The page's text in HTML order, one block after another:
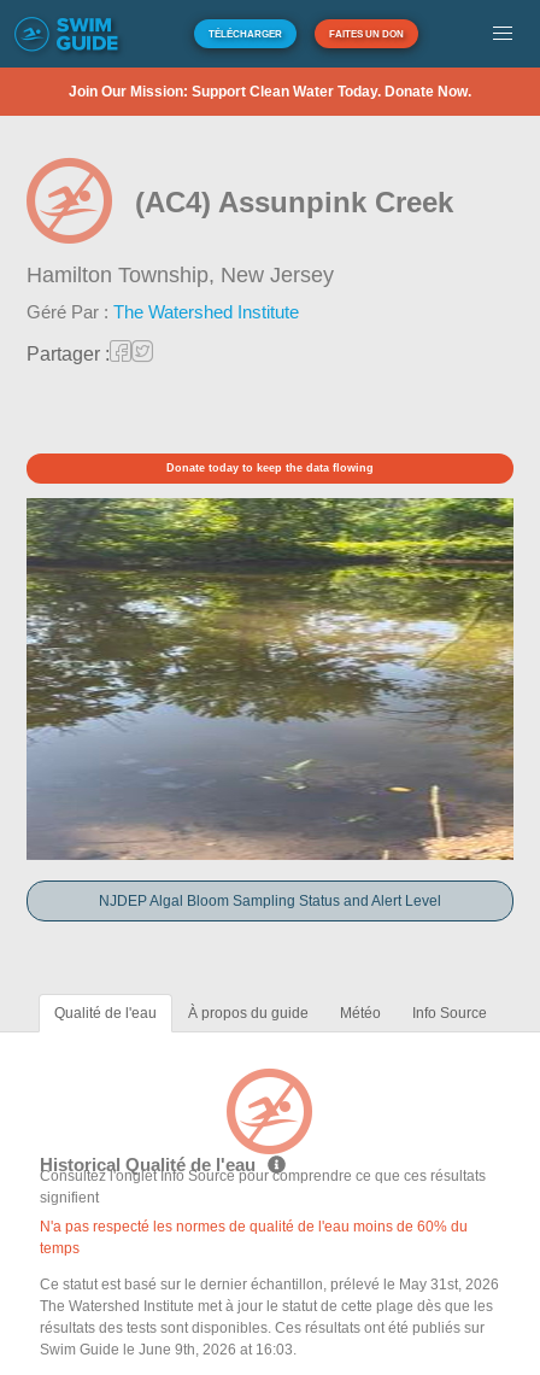
TÉLÉCHARGER FAITES UN DON
Join Our Mission: Support Clean Water Today. Donate Now.
(AC4) Assunpink Creek
Hamilton Township, New Jersey
Géré Par :The Watershed Institute
Partager :
Donate today to keep the data flowing
NJDEP Algal Bloom Sampling Status and Alert Level
Qualité de l'eau À propos du guide Météo Info Source
Historical Qualité de l'eau
Consultez l'onglet Info Source pour comprendre ce que ces résultats
signifient
N'a pas respecté les normes de qualité de l'eau moins de 60% du
temps
Ce statut est basé sur le dernier échantillon, prélevé le May 31st, 2026
The Watershed Institute met à jour le statut de cette plage dès que les
résultats des tests sont disponibles. Ces résultats ont été publiés sur
Swim Guide le June 9th, 2026 at 16:03.